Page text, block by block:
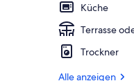
Küche
Terrasse
Trockner
Alle anzeigen